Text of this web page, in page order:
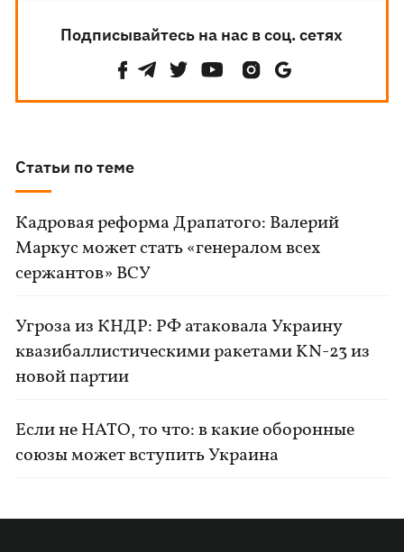
Подписывайтесь на нас в соц. сетях
Статьи по теме
Кадровая реформа Драпатого: Валерий
Маркус может стать «генералом всех
сержантов» ВСУ
Угроза из КНДР: РФ атаковала Украину
квазибаллистическими ракетами KN-23 из
новой партии
Если не НАТО, то что: в какие оборонные
союзы может вступить Украина